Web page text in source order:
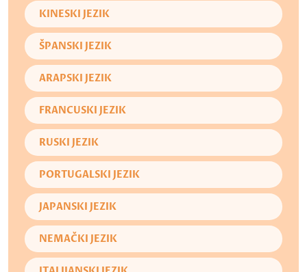
KINESKI JEZIK
ŠPANSKI JEZIK
ARAPSKI JEZIK
FRANCUSKI JEZIK
RUSKI JEZIK
PORTUGALSKI JEZIK
JAPANSKI JEZIK
NEMAČKI JEZIK